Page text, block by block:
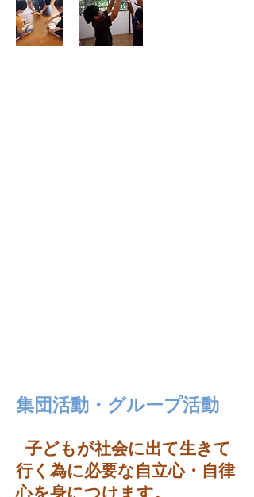
​集団活動・グループ活動
子どもが社会に出て生きて
行く為に必要な自立心・自律
心を身につけます。